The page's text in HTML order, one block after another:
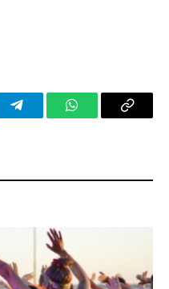
TelegramWhatsAppCopy